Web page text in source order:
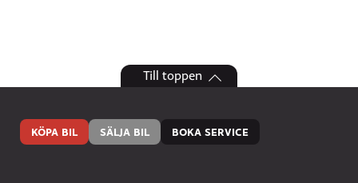
Till toppen
KÖPA BIL SÄLJA BIL BOKA SERVICE